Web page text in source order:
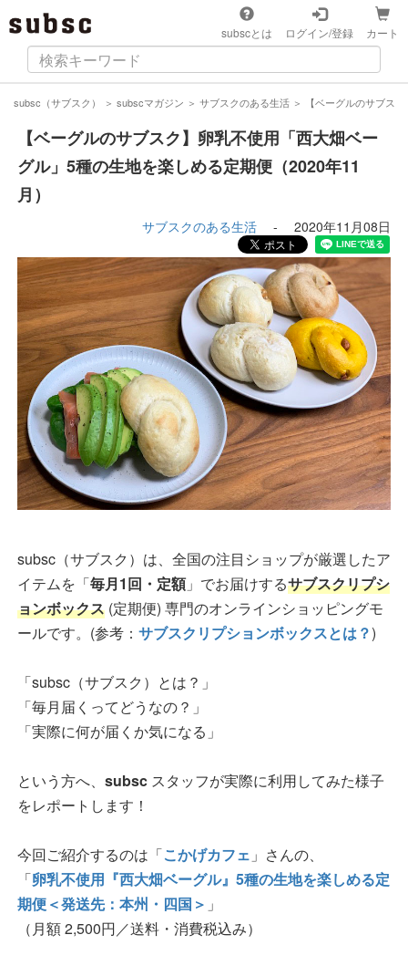
subscとは ログイン/登録 カート
subsc（サブスク） ＞ subscマガジン ＞ サブスクのある生活 ＞ 【ベーグルのサブス
【ベーグルのサブスク】卵乳不使用「西大畑ベー
グル」5種の生地を楽しめる定期便（2020年11
月）
サブスクのある生活 - 2020年11月08日
subsc（サブスク）は、全国の注目ショップが厳選したア
イテムを「毎月1回・定額」でお届けするサブスクリプシ
ョンボックス (定期便) 専門のオンラインショッピングモ
ールです。(参考： サブスクリプションボックスとは？)
「subsc（サブスク）とは？」
「毎月届くってどうなの？」
「実際に何が届くか気になる」
という方へ、 subsc スタッフが実際に利用してみた様子
をレポートします！
今回ご紹介するのは「こかげカフェ 」さんの、
「卵乳不使用『西大畑ベーグル』5種の生地を楽しめる定
期便＜発送先：本州・四国＞ 」
（月額 2,500円／送料・消費税込み）